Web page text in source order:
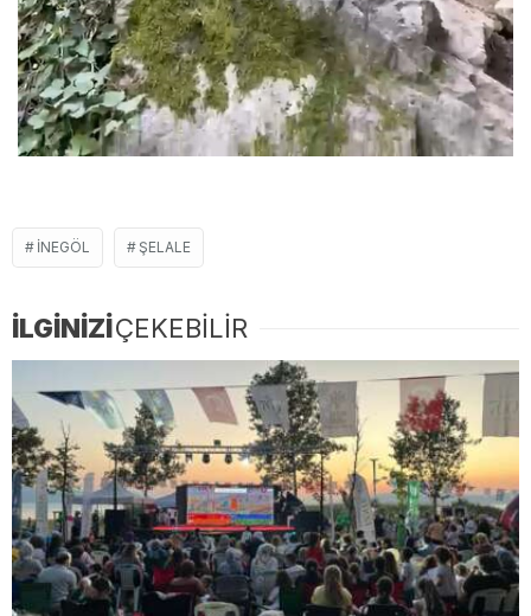
İNEGÖL ŞELALE
İLGİNİZİÇEKEBİLİR